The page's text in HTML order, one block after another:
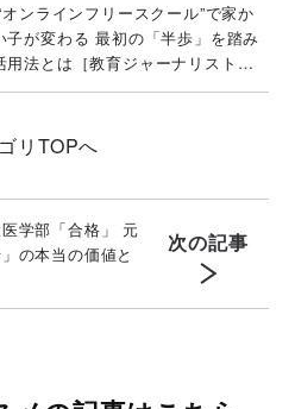
オンラインフリースクール”で家か
子が変わる 最初の「半歩」を踏み
用法とは［教育ジャーナリストが
リ TOPへ
学部「合格」 元
の本当の価値と
次の記事